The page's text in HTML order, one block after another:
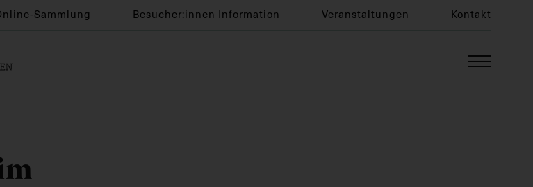
Sammlung Besucher:innen Information Veranstaltungen Kontakt